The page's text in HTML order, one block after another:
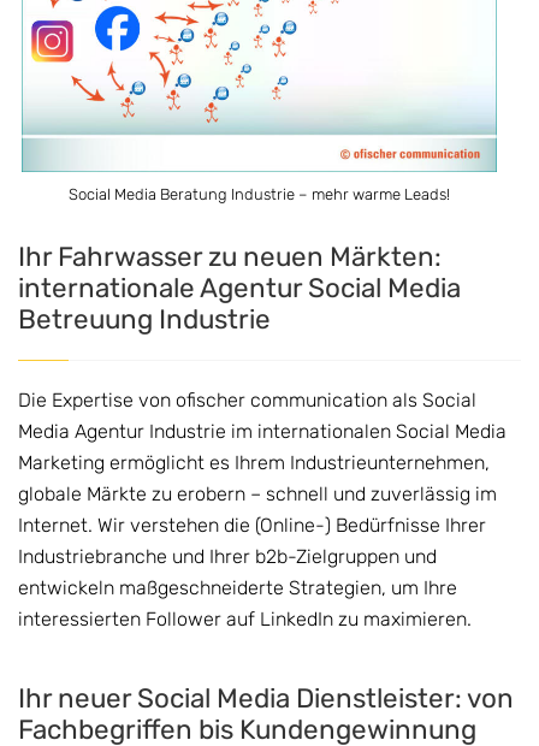
Social Media Beratung Industrie – mehr warme Leads!
Ihr Fahrwasser zu neuen Märkten:
internationale Agentur Social Media
Betreuung Industrie
Die Expertise von ofischer communication als Social
Media Agentur Industrie im internationalen Social Media
Marketing ermöglicht es Ihrem Industrieunternehmen,
globale Märkte zu erobern – schnell und zuverlässig im
Internet. Wir verstehen die (Online-) Bedürfnisse Ihrer
Industriebranche und Ihrer b2b-Zielgruppen und
entwickeln maßgeschneiderte Strategien, um Ihre
interessierten Follower auf LinkedIn zu maximieren.
Ihr neuer Social Media Dienstleister: von
Fachbegriffen bis Kundengewinnung